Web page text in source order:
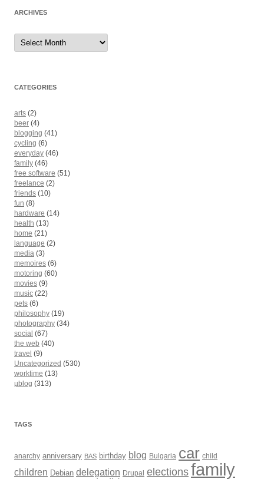
ARCHIVES
Archives
CATEGORIES
arts (2)
beer (4)
blogging (41)
cycling (6)
everyday (46)
family (46)
free software (51)
freelance (2)
friends (10)
fun (8)
hardware (14)
health (13)
home (21)
language (2)
media (3)
memoires (6)
motoring (60)
movies (9)
music (22)
pets (6)
philosophy (19)
photography (34)
social (67)
the web (40)
travel (9)
Uncategorized (530)
worktime (13)
µblog (313)
TAGS
anarchy anniversary BAS birthday blog Bulgaria car child
children Debian delegation Drupal elections family